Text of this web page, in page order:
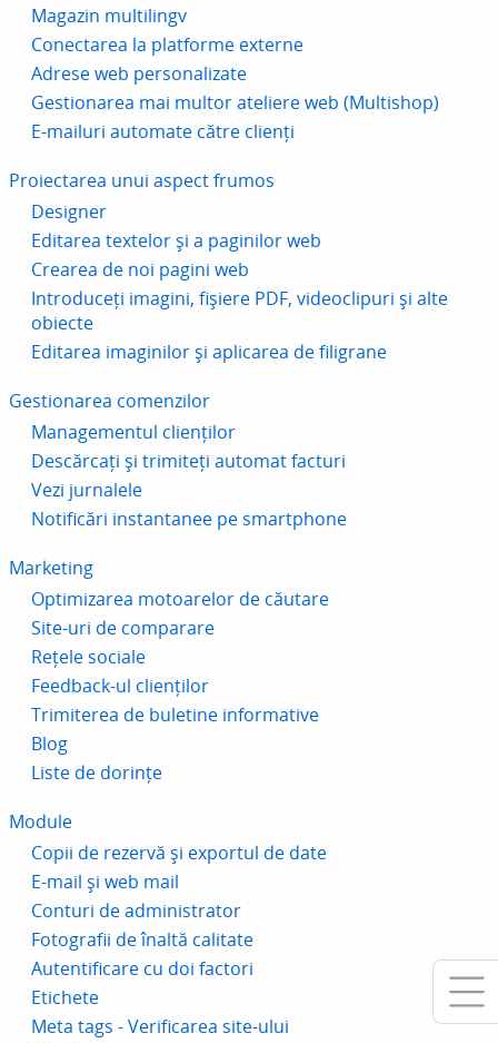
Magazin multilingv
Conectarea la platforme externe
Adrese web personalizate
Gestionarea mai multor ateliere web (Multishop)
E-mailuri automate către clienți
Proiectarea unui aspect frumos
Designer
Editarea textelor și a paginilor web
Crearea de noi pagini web
Introduceți imagini, fișiere PDF, videoclipuri și alte
obiecte
Editarea imaginilor și aplicarea de filigrane
Gestionarea comenzilor
Managementul clienților
Descărcați și trimiteți automat facturi
Vezi jurnalele
Notificări instantanee pe smartphone
Marketing
Optimizarea motoarelor de căutare
Site-uri de comparare
Rețele sociale
Feedback-ul clienților
Trimiterea de buletine informative
Blog
Liste de dorințe
Module
Copii de rezervă și exportul de date
E-mail și web mail
Conturi de administrator
Fotografii de înaltă calitate
Autentificare cu doi factori
Etichete
Meta tags - Verificarea site-ului